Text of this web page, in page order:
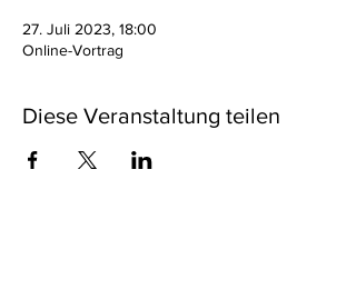
27. Juli 2023, 18:00
Online-Vortrag
Diese Veranstaltung teilen